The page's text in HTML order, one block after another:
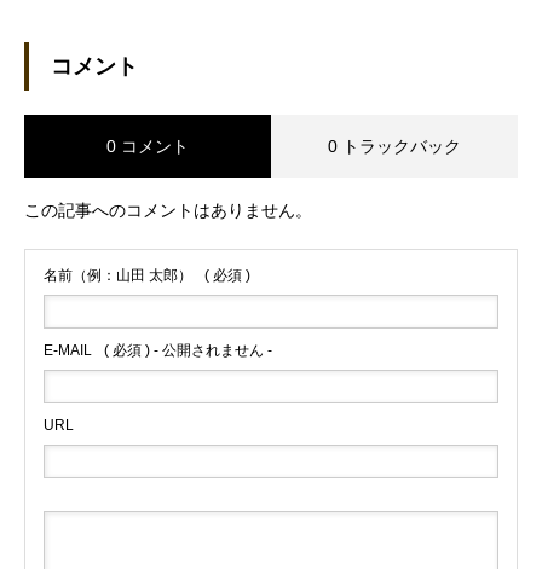
コメント
0 コメント 0 トラックバック
この記事へのコメントはありません。
名前（例：山田 太郎） ( 必須 )
E-MAIL ( 必須 ) - 公開されません -
URL